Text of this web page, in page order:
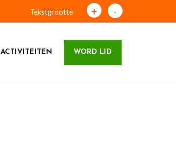
Tekstgrootte + -
ACTIVITEITEN WORD LID